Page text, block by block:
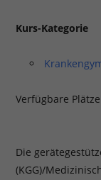
Kurs-Kategorie
Verfügbare
Die
(KGG)/